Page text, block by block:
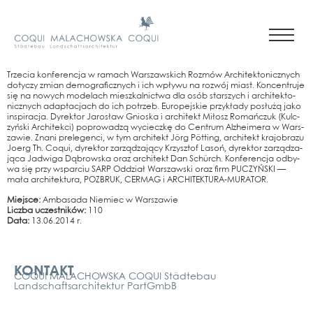
Trze­cia kon­fe­ren­c­ja w ramach Wars­zaw­skich Roz­mów Archi­tek­to­nicz­nych
doty­c­zy zmi­an demo­gra­ficz­nych i ich wpły­wu na roz­wój miast. Kon­cen­tru­je
się na nowych mode­l­ach mieszkal­nict­wa dla osób stars­zych i archi­tek­to­
nicz­nych adaptac­jach do ich potrzeb. Euro­pe­js­kie przy­kła­dy posłużą jako
inspi­rac­ja. Dyrek­tor Jarosław Gni­o­s­ka i archi­tekt Miłosz Romańc­zuk (Kul­c­
zyń­ski Archi­tek­ci) popro­wad­zą wyciecz­kę do Cen­trum Alz­hei­me­ra w Wars­
za­wie. Zna­ni pre­le­gen­ci, w tym archi­tekt Jörg Pöt­ting, archi­tekt kra­jobra­zu
Joerg Th. Coqui, dyrek­tor zar­ząd­za­ją­cy Krzy­sz­tof Lasoń, dyrek­tor zar­ząd­za­
ją­ca Jad­wi­ga Dąbrows­ka oraz archi­tekt Dan Schürch. Kon­fe­ren­c­ja odby­
wa się przy wspar­ciu SARP Oddział Wars­zaw­ski oraz firm PUC­ZYŃ­SKI —
mała archi­tek­tu­ra, POZ­BRUK, CER­MAG i ARCHI­TEK­TU­RA-MURA­TOR.
Mie­j­s­ce: Ambasa­da Nie­miec w Wars­za­wie
Licz­ba uczest­ni­ków:
110
Data:
13.06.2014 r.
KONTAKT
COQUI MALACHOWSKA COQUI Städtebau
Landschaftsarchitektur PartGmbB